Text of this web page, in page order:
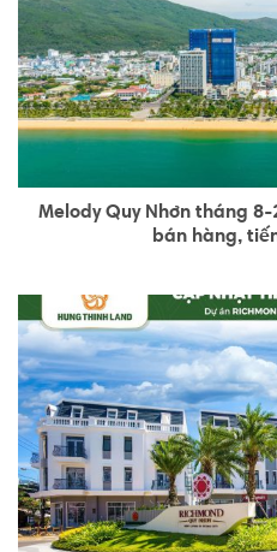
Melody Quy Nhơn tháng
bán hàng,